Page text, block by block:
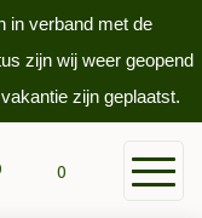
in verband met de
zijn wij weer geopend
zijn geplaatst.
0